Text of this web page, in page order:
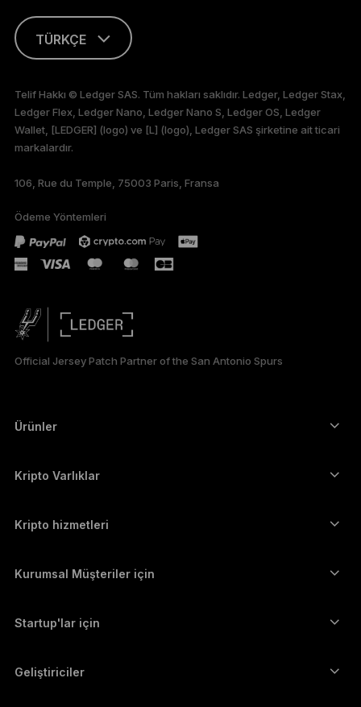
TÜRKÇE
FRANÇAIS
DEUTSCH
PORTUGUÊS
ESPAÑOL
РУССКИЙ
日本語
Telif Hakkı © Ledger SAS. Tüm hakları saklıdır. Ledger, Ledger Stax,
Ledger Flex, Ledger Nano, Ledger Nano S, Ledger OS, Ledger
Wallet, [LEDGER] (logo) ve [L] (logo), Ledger SAS şirketine ait ticari
markalardır.
106, Rue du Temple, 75003 Paris, Fransa
Ödeme Yöntemleri
Official Jersey Patch Partner of the San Antonio Spurs
Ürünler
Donanım Cüzdan
Ledger Stax
Ledger Nano Classics
Paket Teklifler
Tüm ürünler
Kripto Varlıklar
Ethereum cüzdanı
Cardano cüzdanı
Monero cüzdanı
Tüm varlıkları görün
Kripto hizmetleri
Kripto satın alın
Kripto takas edin
Kurumsal Müşteriler için
Startup'lar için
Geliştiriciler